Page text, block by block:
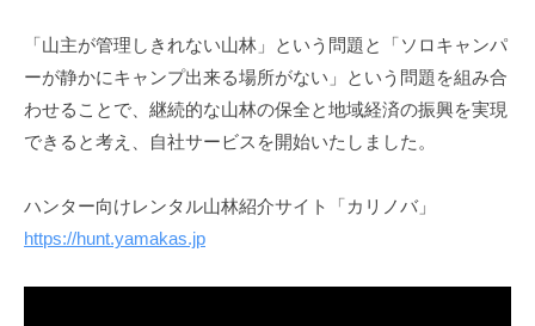
「山主が管理しきれない山林」という問題と「ソロキャンパ
ーが静かにキャンプ出来る場所がない」という問題を組み合
わせることで、継続的な山林の保全と地域経済の振興を実現
できると考え、自社サービスを開始いたしました。
ハンター向けレンタル山林紹介サイト「カリノバ」
https://hunt.yamakas.jp